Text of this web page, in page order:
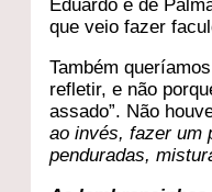
Eduardo é de
que veio fazer
Também
refletir, e não
assado”. Não
ao invés, fazer um
penduradas,